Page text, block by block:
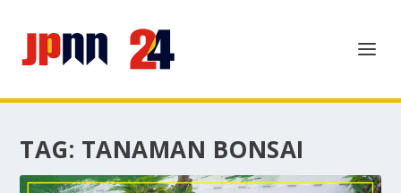
TAG: TANAMAN BONSAI